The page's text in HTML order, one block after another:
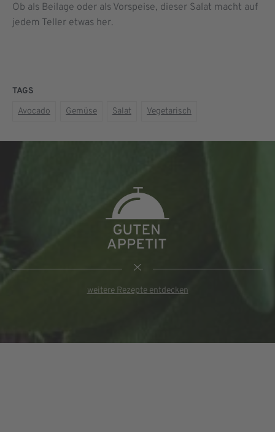
Ob als Beilage oder als Vorspeise, dieser Salat macht auf
jedem Teller etwas her.
TAGS
Avocado
Gemüse Salat Vegetarisch
weitere Rezepte entdecken